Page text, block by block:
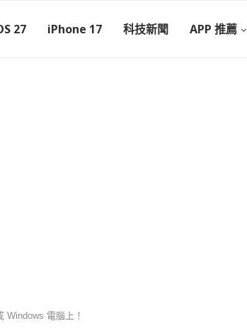
27 iPhone 17 科技新聞 APP 推薦
Windows 電腦上！